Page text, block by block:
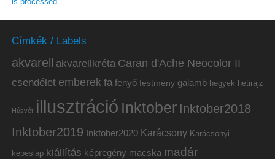
Címkék / Labels
akvarell akvarellkréta Caran d'Ache Neocolor II
csendélet emberek fa fenyő festmény galamb hegyek hetirajz
Húsvét illusztráció Inktober Inktober2018
Inktober2019 Inktober2020 Karácsony Karácsonyi
képeslap kiállítás képregény macska madár